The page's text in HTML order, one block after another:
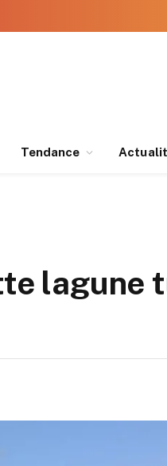
Tendance
lagune